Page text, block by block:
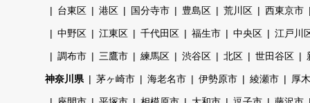
台東区 港区 国分寺市 豊島区 荒川区 西東京市
中野区 江東区 千代田区 福生市 中央区 江戸川
調布市 三鷹市 練馬区 渋谷区 北区 世田谷区
神奈川県 茅ヶ崎市 海老名市 伊勢原市 綾瀬市 厚